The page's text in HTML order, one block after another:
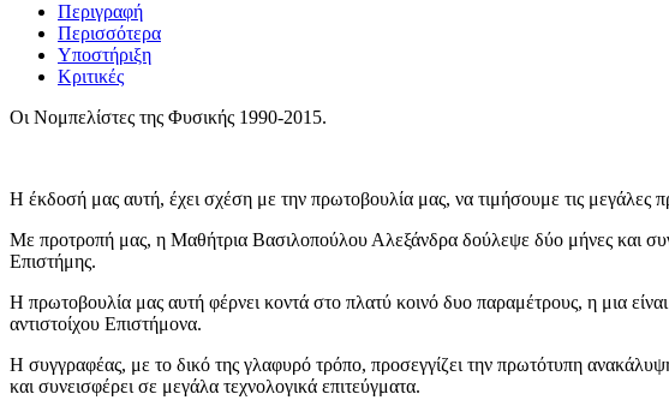
Περιγραφή
Περισσότερα
Υποστήριξη
Κριτικές
Οι Νομπελίστες της Φυσικής 1990-2015.
Η έκδοσή μας αυτή, έχει σχέση με την πρωτοβουλία μας, να τιμήσουμε τις μεγάλες
Με προτροπή μας, η Μαθήτρια Βασιλοπούλου Αλεξάνδρα δούλεψε δύο μήνες και
Επιστήμης.
Η πρωτοβουλία μας αυτή φέρνει κοντά στο πλατύ κοινό δυο παραμέτρους, η μια
αντιστοίχου Επιστήμονα.
Η συγγραφέας, με το δικό της γλαφυρό τρόπο, προσεγγίζει την πρωτότυπη
και συνεισφέρει σε μεγάλα τεχνολογικά επιτεύγματα.